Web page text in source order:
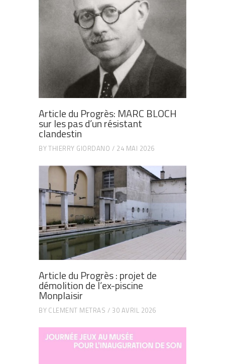
Article du Progrès: MARC BLOCH
sur les pas d’un résistant
clandestin
BYTHIERRY GIORDANO 24 MAI 2026
Article du Progrès : projet de
démolition de l’ex-piscine
Monplaisir
BY CLEMENT METRAS 30 AVRIL 2026